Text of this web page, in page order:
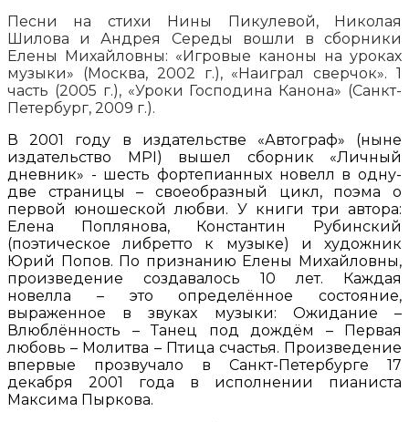
Песни на стихи Нины Пикулевой, Николая
Шилова и Андрея Середы вошли в сборники
Елены Михайловны: «Игровые каноны на уроках
музыки» (Москва, 2002 г.), «Наиграл сверчок». 1
часть (2005 г.), «Уроки Господина Канона» (Санкт-
Петербург, 2009 г.).
В 2001 году в издательстве «Автограф» (ныне
издательство МРI) вышел сборник «Личный
дневник» - шесть фортепианных новелл в одну-
две страницы – своеобразный цикл, поэма о
первой юношеской любви. У книги три автора:
Елена Поплянова, Константин Рубинский
(поэтическое либретто к музыке) и художник
Юрий Попов. По признанию Елены Михайловны,
произведение создавалось 10 лет. Каждая
новелла – это определённое состояние,
выраженное в звуках музыки: Ожидание –
Влюблённость – Танец под дождём – Первая
любовь – Молитва – Птица счастья. Произведение
впервые прозвучало в Санкт-Петербурге 17
декабря 2001 года в исполнении пианиста
Максима Пыркова.